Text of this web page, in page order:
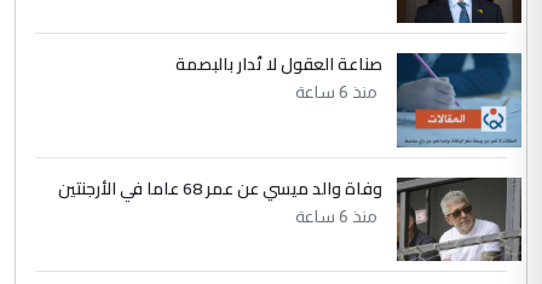
صناعة العقول لا تُدار بالبصمة
منذ 6 ساعة
وفاة والد ميسي عن عمر 68 عاما في الأرجنتين
منذ 6 ساعة